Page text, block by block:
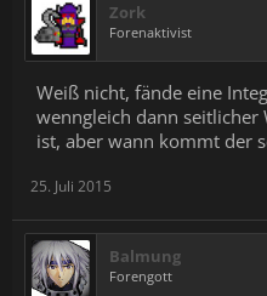
Zork
Forenaktivist
Weiß nicht, fände eine
wenngleich dann
ist, aber wann kommt der
25. Juli 2015
Balmung
Forengott